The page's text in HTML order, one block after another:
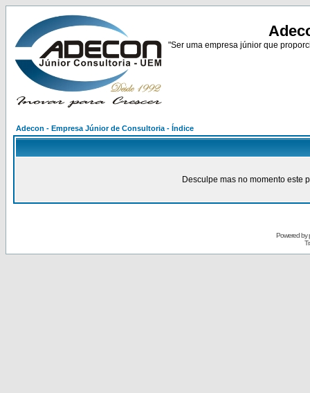
"Ser uma empresa júnior que
Adecon - Empresa Júnior de Consultoria - Índice
Desculpe mas no momento este
Powered by